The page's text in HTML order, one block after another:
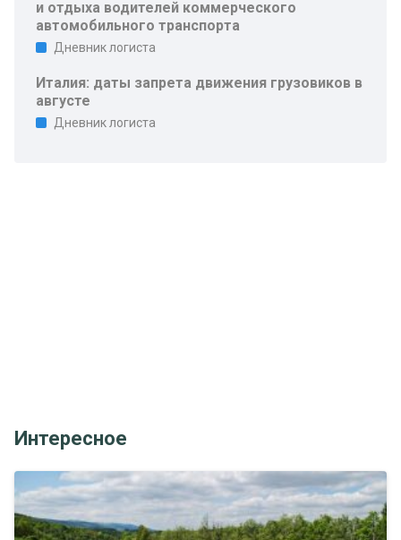
и отдыха водителей коммерческого
автомобильного транспорта
Дневник логиста
Италия: даты запрета движения грузовиков в
августе
Дневник логиста
Интересное